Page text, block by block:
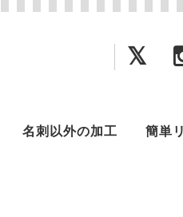
名刺以外の加工 簡単